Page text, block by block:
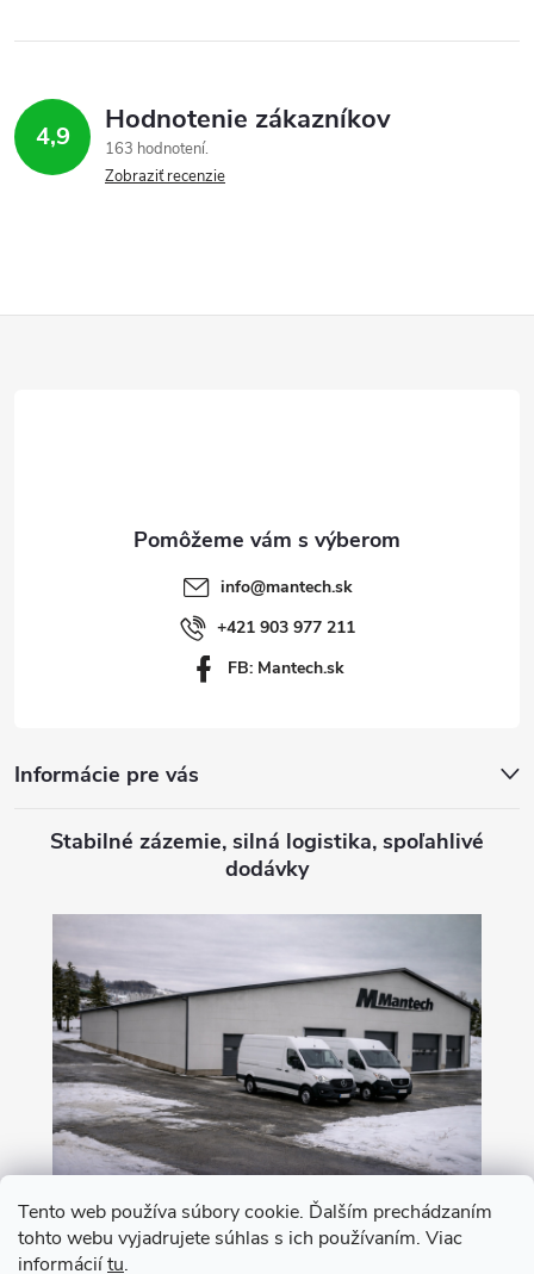
Tento web používa súbory cookie. Ďalším prechádzaním
tohto webu vyjadrujete súhlas s ich používaním. Viac
informáciítu.
p
r
v 4,9 Hodnotenie zákazníkov
163 hodnotení
Zobraziť recenzie
info@mantech.sk
+421 903 977 211
FB: Mantech.sk
Informácie pre vás
Stabilné zázemie, silná logistika, spoľahlivé
dodávky
Nákup na leasing s 0% akontáciou